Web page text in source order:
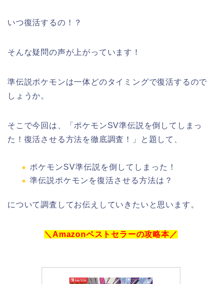
いつ復活するの！？
そんな疑問の声が上がっています！
準伝説ポケモンは一体どのタイミングで復活するので
しょうか。
そこで今回は、「ポケモンSV準伝説を倒してしまっ
た！復活させる方法を徹底調査！」と題して、
ポケモンSV準伝説を倒してしまった！
準伝説ポケモンを復活させる方法は？
について調査してお伝えしていきたいと思います。
＼Amazonベストセラーの攻略本／